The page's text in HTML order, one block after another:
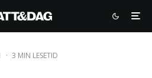
· 3 MIN LESETID